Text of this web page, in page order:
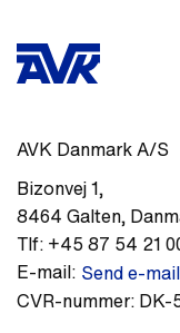
AVK Danmark A/S
Bizonvej 1,
8464 Galten,
Tlf: +45 87 54 21
E-mail: Send e-mail
CVR-nummer: DK-